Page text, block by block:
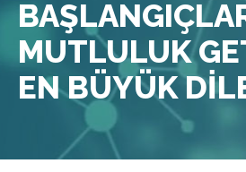
MUTLULUK
EN BÜYÜK